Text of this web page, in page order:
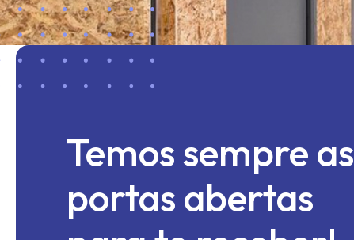
Temos sempre as
portas abertas